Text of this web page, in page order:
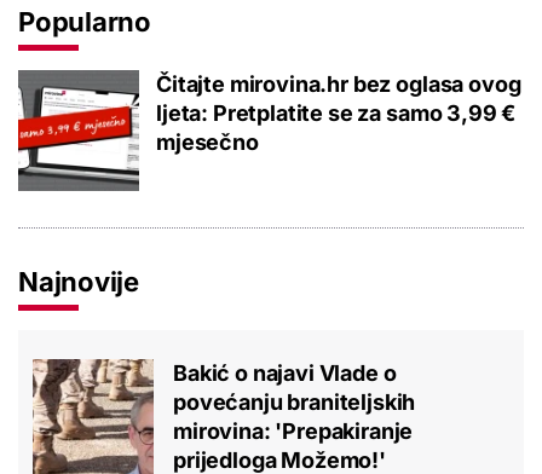
Popularno
Čitajte mirovina.hr bez oglasa ovog
ljeta: Pretplatite se za samo 3,99 €
mjesečno
Najnovije
Bakić o najavi Vlade o
povećanju braniteljskih
mirovina: 'Prepakiranje
prijedloga Možemo!'